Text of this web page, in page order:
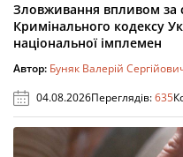
Зловживання впливом за
Кримінального кодексу
національної імплемен
Автор: Буняк Валерій
04.08.2026Переглядів:635